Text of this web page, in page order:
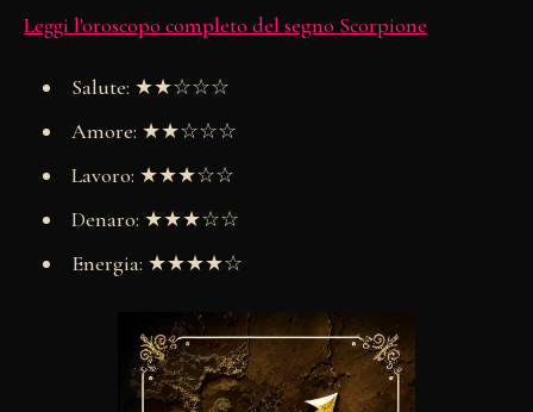
Leggi l'oroscopo completo del segno Scorpione
Salute: ★★☆☆☆
Amore: ★★☆☆☆
Lavoro: ★★★☆☆
Denaro: ★★★☆☆
Energia: ★★★★☆